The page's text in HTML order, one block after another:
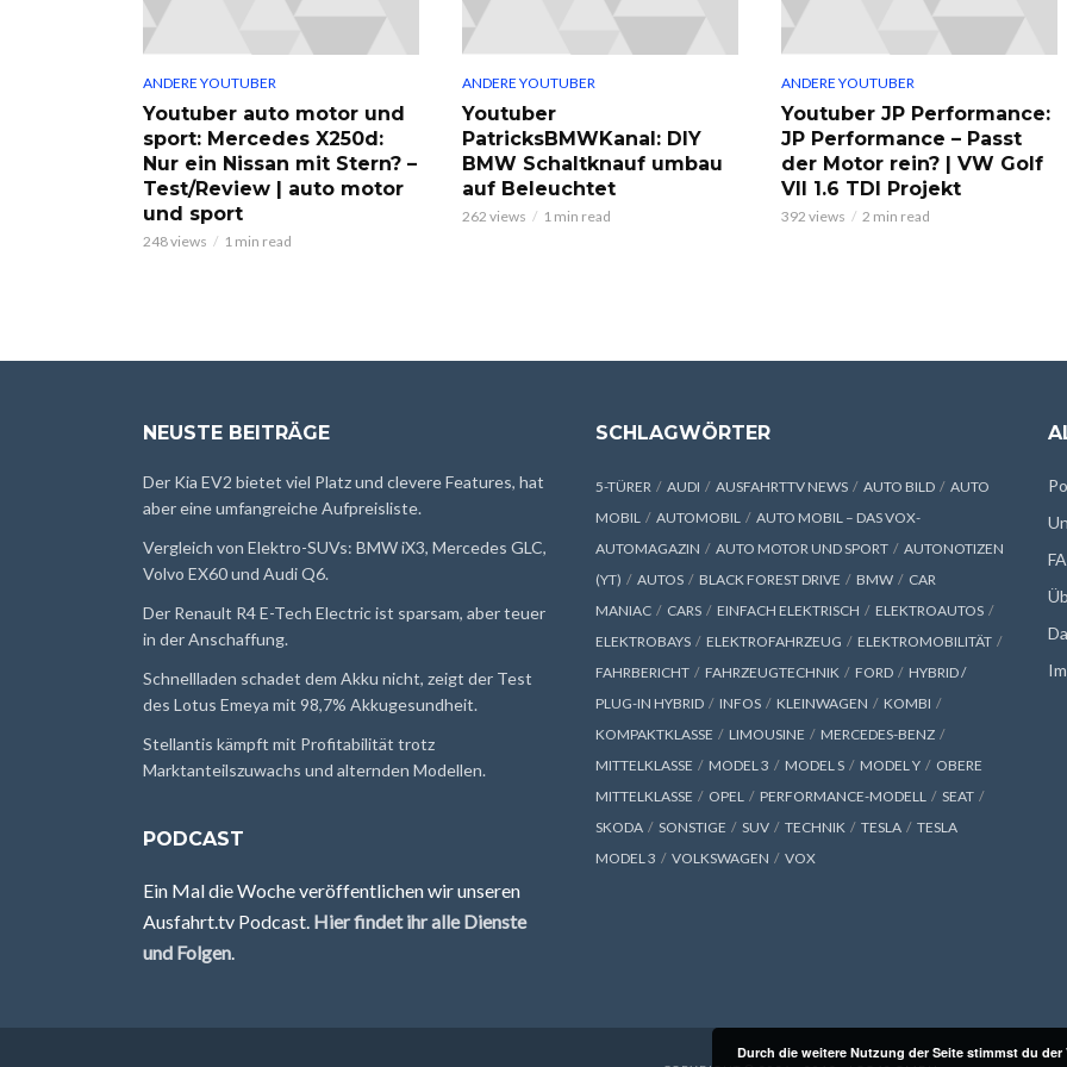
ANDERE YOUTUBER
Youtuber auto motor und
sport: Mercedes X250d:
Nur ein Nissan mit Stern? –
Test/Review | auto motor
und sport
248 views 1 min read
ANDERE YOUTUBER
Youtuber
PatricksBMWKanal: DIY
BMW Schaltknauf umbau
auf Beleuchtet
262 views 1 min read
ANDERE YOUTUBER
Youtuber JP Performance:
JP Performance – Passt
der Motor rein? | VW Golf
VII 1.6 TDI Projekt
392 views 2 min read
NEUSTE BEITRÄGE
Der Kia EV2 bietet viel Platz und clevere Features, hat
aber eine umfangreiche Aufpreisliste.
Vergleich von Elektro-SUVs: BMW iX3, Mercedes GLC,
Volvo EX60 und Audi Q6.
Der Renault R4 E-Tech Electric ist sparsam, aber teuer
in der Anschaffung.
Schnellladen schadet dem Akku nicht, zeigt der Test
des Lotus Emeya mit 98,7% Akkugesundheit.
Stellantis kämpft mit Profitabilität trotz
Marktanteilszuwachs und alternden Modellen.
PODCAST
Ein Mal die Woche veröffentlichen wir unseren
Ausfahrt.tv Podcast. Hier findet ihr alle Dienste
und Folgen
SCHLAGWÖRTER
5-TÜRER AUDI AUSFAHRTTV NEWS AUTO BILD
AUTO
MOBIL
AUTOMOBIL
AUTO MOBIL – DAS VOX-
AUTOMAGAZIN
AUTO MOTOR UND SPORT
AUTONOTIZEN
(YT)
AUTOS BLACK FOREST DRIVE BMW
CAR
MANIAC
CARS EINFACH ELEKTRISCH
ELEKTROAUTOS
ELEKTROBAYS
ELEKTROFAHRZEUG
ELEKTROMOBILITÄT
FAHRBERICHT
FAHRZEUGTECHNIK FORD
HYBRID /
PLUG-IN HYBRID
INFOS KLEINWAGEN
KOMBI
KOMPAKTKLASSE
LIMOUSINE
MERCEDES-BENZ
MITTELKLASSE
MODEL 3 MODEL S MODEL Y
OBERE
MITTELKLASSE
OPEL PERFORMANCE-MODELL
SEAT
SKODA
SONSTIGE SUV TECHNIK TESLA
TESLA
MODEL 3
VOLKSWAGEN VOX
Durch die weitere Nutzung der Seite stimmst du